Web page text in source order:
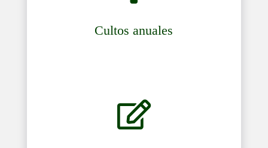
Cultos anuales
